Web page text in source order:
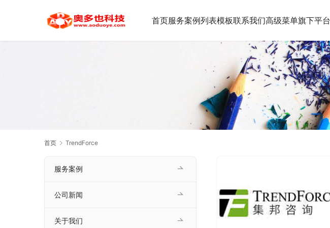
首页服务案例列表模板联系我们高级菜单旗下平台
首页 TrendForce
服务案例
公司新闻
关于我们